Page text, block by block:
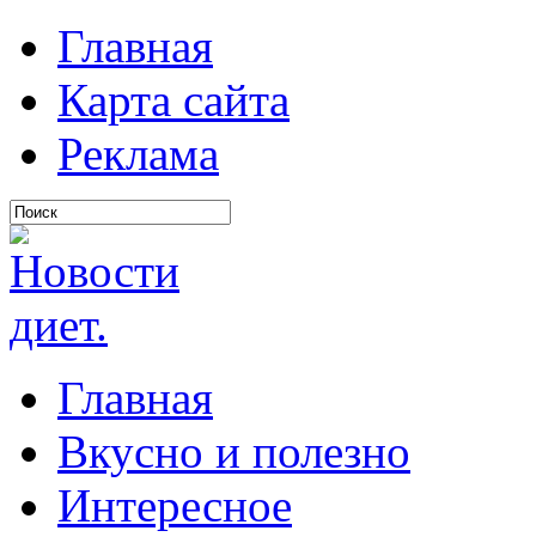
Главная
Карта сайта
Реклама
Главная
Вкусно и полезно
Интересное